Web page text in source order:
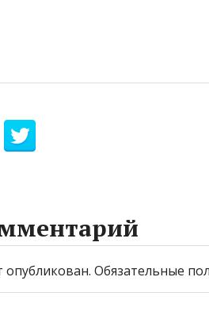
опубликован. Обязательные